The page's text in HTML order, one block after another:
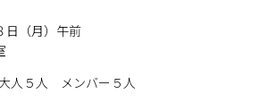
日（月）午前
人５人 メンバー５人